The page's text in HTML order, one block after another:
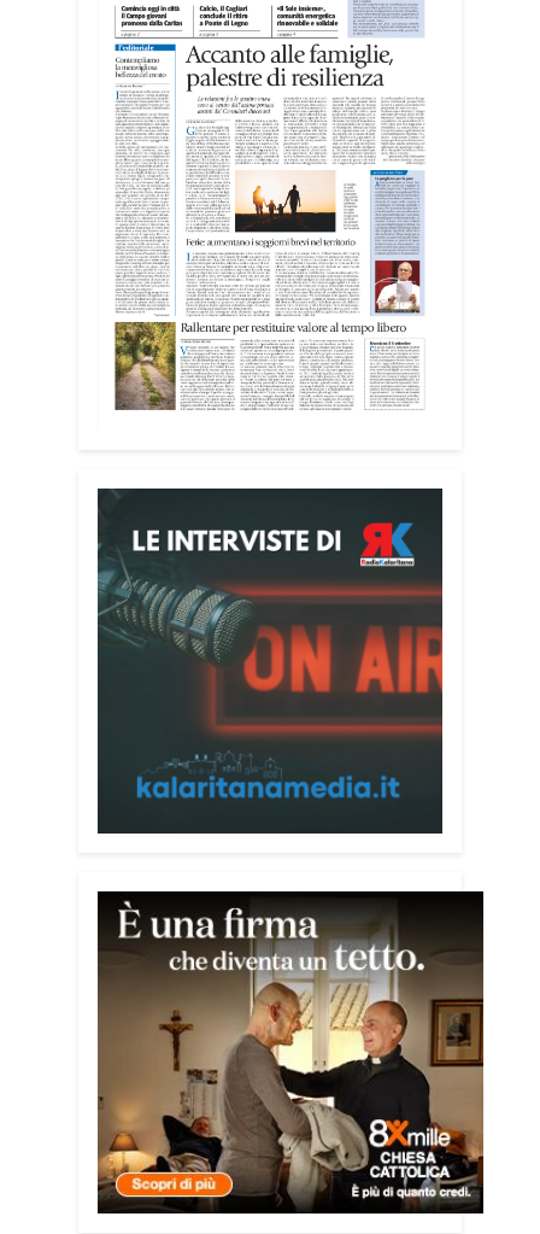
I giovani sono impegnati in diverse
realtà del territorio, dall’assistenza agli
anziani e alle persone con disabilità
nelle attività dell’OAMI al supporto nei
centri di accoglienza per migranti, dove
contribuiscono anche alla cura degli
spazi comuni. «Prendersi cura degli
ambienti significa favorire accoglienza e
dignità», racconta Alessandro Adimari.
Tra i partecipanti anche i seminaristi,
impegnati accanto agli anziani della
casa di riposo Cristo Re.
«Un’esperienza di crescita umana e
Il programma dedica spazio anche ai
temi della pace e della cooperazione
nel Mediterraneo. Oggi pomeriggio, alla
Mediateca del Mediterraneo (MEM),
l’incontro con l’arcivescovo monsignor
Giuseppe Baturi ha approfondito il ruolo
dei giovani nella costruzione di ponti tra
inserito nel percorso “Cagliari Città della
Pace e del Mediterraneo”, progetto che
promuove il dialogo e la collaborazione
Tra le testimonianze quella di Thea,
giovane libanese del Consiglio dei
Giovani del Mediterraneo della CEI: «Il
campo è molto più di un’esperienza di
volontariato: è un’opportunità per
costruire relazioni attraverso il servizio,
linguaggio universale capace di unire
persone diverse».
Condividi:
Facebook X